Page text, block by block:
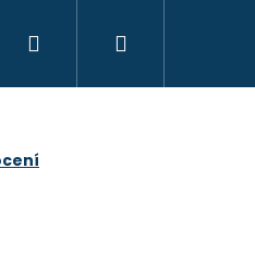
Přihlášení